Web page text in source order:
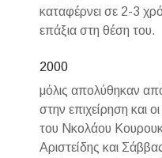
καταφέρνει σε 2-3
επάξια στη θέση του.
2000
μόλις απολύθηκαν
στην επιχείρηση και
του Νκολάου
Αριστείδης και